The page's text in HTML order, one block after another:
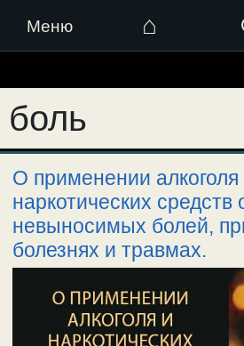
Меню ⌂
к
содержимому
боль
О применении алкоголя
наркотических средств
невыносимых болей,
болезнях и травмах.